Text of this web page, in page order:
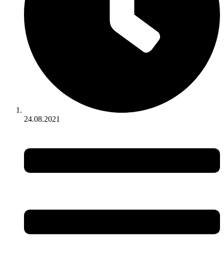
24.08.2021